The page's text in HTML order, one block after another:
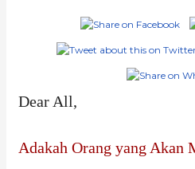
Dear All,
Adakah Orang yang Akan